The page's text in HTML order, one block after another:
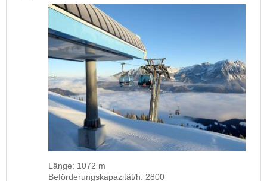
Länge: 1072 m
Beförderungskapazität/h: 2800